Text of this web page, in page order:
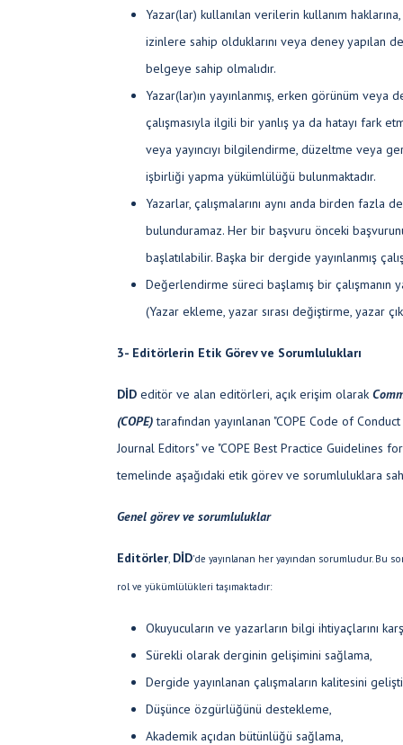
Yazar(lar) kullanılan verilerin kullanım
izinlere sahip olduklarını veya deney yapılan
belgeye sahip olmalıdır.
Yazar(lar)ın yayınlanmış, erken görünüm veya
çalışmasıyla ilgili bir yanlış ya da hatayı fark
veya yayıncıyı bilgilendirme, düzeltme veya
işbirliği yapma yükümlülüğü bulunmaktadır.
Yazarlar, çalışmalarını aynı anda birden fazla
bulunduramaz. Her bir başvuru önceki
başlatılabilir. Başka bir dergide yayınlanmış
Değerlendirme süreci başlamış bir çalışmanın
(Yazar ekleme, yazar sırası değiştirme, yazar
3- Editörlerin Etik Görev ve Sorumlulukları
DİD editör ve alan editörleri, açık erişim olarak
(COPE)tarafından yayınlanan "COPE Code of
Journal Editors" ve "COPE Best Practice Guidelines
temelinde aşağıdaki etik görev ve sorumluluklara
Genel görev ve sorumluluklar
Editörler, DİD'de yayınlanan her yayından sorumludur. Bu
rol ve yükümlülükleri taşımaktadır:
Okuyucuların ve yazarların bilgi ihtiyaçlarını
Sürekli olarak derginin gelişimini sağlama,
Dergide yayınlanan çalışmaların kalitesini
Düşünce özgürlüğünü destekleme,
Akademik açıdan bütünlüğü sağlama,